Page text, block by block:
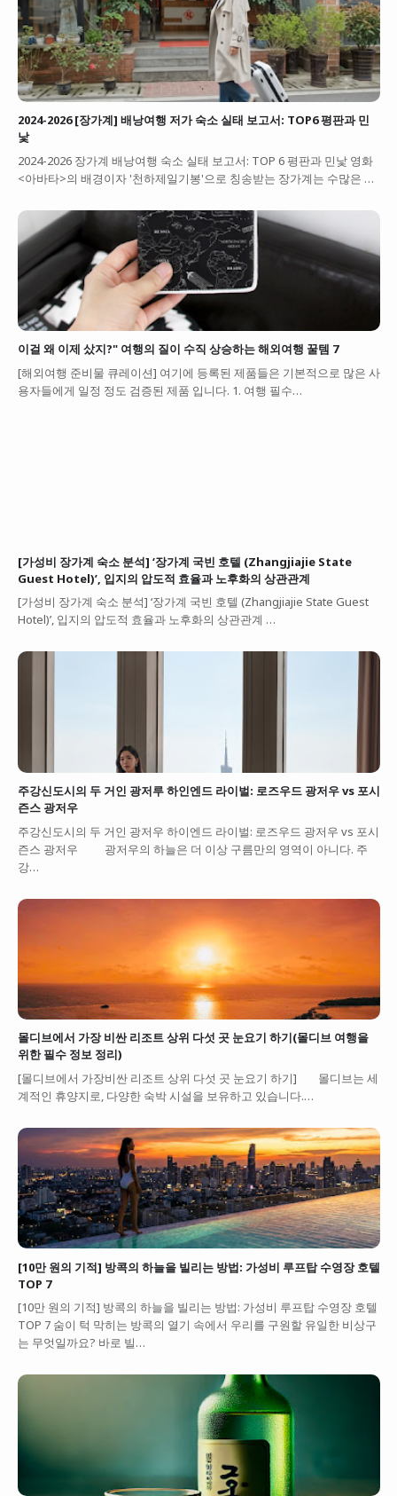
2024-2026 [장가계] 배낭여행 저가 숙소 실태 보고서: TOP6 평판과 민
낯
2024-2026 장가계 배낭여행 숙소 실태 보고서: TOP 6 평판과 민낯 영화
<아바타>의 배경이자 '천하제일기봉'으로 칭송받는 장가계는 수많은 …
이걸 왜 이제 샀지?" 여행의 질이 수직 상승하는 해외여행 꿀템 7
[해외여행 준비물 큐레이션] 여기에 등록된 제품들은 기본적으로 많은 사
용자들에게 일정 정도 검증된 제품 입니다. 1. 여행 필수…
[가성비 장가계 숙소 분석] ‘장가계 국빈 호텔 (Zhangjiajie State
Guest Hotel)’, 입지의 압도적 효율과 노후화의 상관관계
[가성비 장가계 숙소 분석] ‘장가계 국빈 호텔 (Zhangjiajie State Guest
Hotel)’, 입지의 압도적 효율과 노후화의 상관관계 …
주강신도시의 두 거인 광저루 하인엔드 라이벌: 로즈우드 광저우 vs 포시
즌스 광저우
주강신도시의 두 거인 광저우 하이엔드 라이벌: 로즈우드 광저우 vs 포시
즌스 광저우 광저우의 하늘은 더 이상 구름만의 영역이 아니다. 주
강…
몰디브에서 가장 비싼 리조트 상위 다섯 곳 눈요기 하기(몰디브 여행을
위한 필수 정보 정리)
[몰디브에서 가장비싼 리조트 상위 다섯 곳 눈요기 하기] 몰디브는 세
계적인 휴양지로, 다양한 숙박 시설을 보유하고 있습니다.…
[10만 원의 기적] 방콕의 하늘을 빌리는 방법: 가성비 루프탑 수영장 호텔
TOP 7
[10만 원의 기적] 방콕의 하늘을 빌리는 방법: 가성비 루프탑 수영장 호텔
TOP 7 숨이 턱 막히는 방콕의 열기 속에서 우리를 구원할 유일한 비상구
는 무엇일까요? 바로 빌…